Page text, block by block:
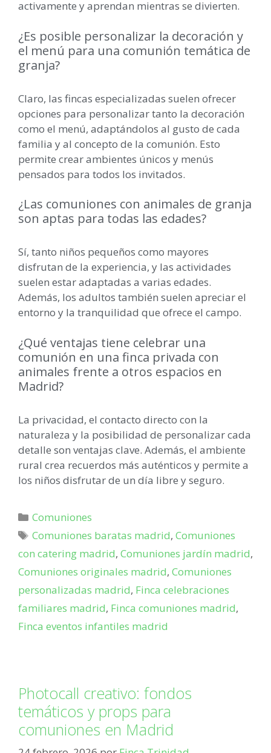
activamente y aprendan mientras se divierten.
¿Es posible personalizar la decoración y
el menú para una comunión temática de
granja?
Claro, las fincas especializadas suelen ofrecer
opciones para personalizar tanto la decoración
como el menú, adaptándolos al gusto de cada
familia y al concepto de la comunión. Esto
permite crear ambientes únicos y menús
pensados para todos los invitados.
¿Las comuniones con animales de granja
son aptas para todas las edades?
Sí, tanto niños pequeños como mayores
disfrutan de la experiencia, y las actividades
suelen estar adaptadas a varias edades.
Además, los adultos también suelen apreciar el
entorno y la tranquilidad que ofrece el campo.
¿Qué ventajas tiene celebrar una
comunión en una finca privada con
animales frente a otros espacios en
Madrid?
La privacidad, el contacto directo con la
naturaleza y la posibilidad de personalizar cada
detalle son ventajas clave. Además, el ambiente
rural crea recuerdos más auténticos y permite a
los niños disfrutar de un día libre y seguro.
Comuniones
Comuniones baratas madrid,Comuniones
con catering madrid, Comuniones jardín madrid,
Comuniones originales madrid, Comuniones
personalizadas madrid, Finca celebraciones
familiares madrid, Finca comuniones madrid,
Finca eventos infantiles madrid
Photocall creativo: fondos
temáticos y props para
comuniones en Madrid